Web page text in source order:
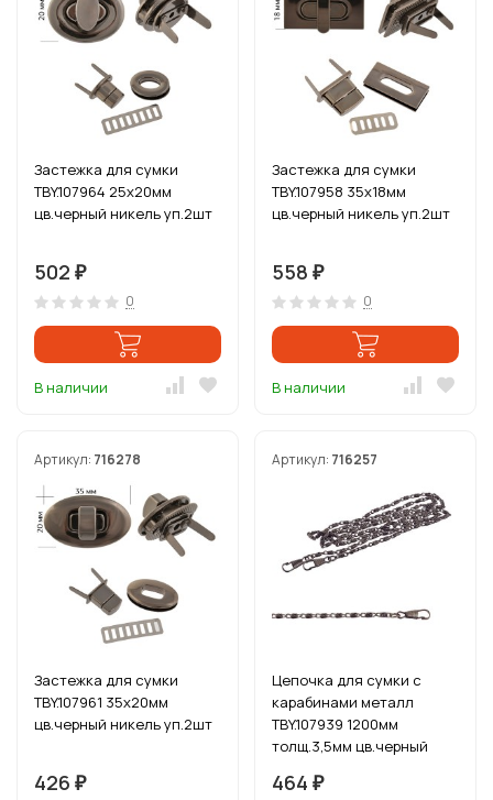
Застежка для сумки
TBY.107964 25х20мм
цв.черный никель уп.2шт
502 ₽
0
В наличии
Застежка для сумки
TBY.107958 35х18мм
цв.черный никель уп.2шт
558 ₽
0
В наличии
Артикул: 716278
Застежка для сумки
TBY.107961 35х20мм
цв.черный никель уп.2шт
426 ₽
Артикул: 716257
Цепочка для сумки с
карабинами металл
TBY.107939 1200мм
толщ.3,5мм цв.черный
464 ₽